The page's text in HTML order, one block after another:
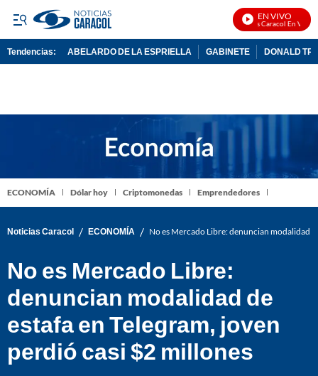
EN VIVO
Noticias Caracol En Vivo
Tendencias: ABELARDO DE LA ESPRIELLA GABINETE DONALD
ECONOMÍA Dólar hoy Criptomonedas Emprendedores
Noticias Caracol / ECONOMÍA / No es Mercado Libre: denuncian modalidad
No es Mercado Libre:
denuncian modalidad de
estafa en Telegram, joven
perdió casi $2 millones